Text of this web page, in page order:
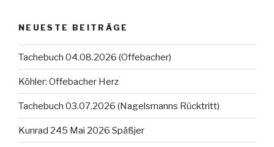
NEUESTE BEITRÄGE
Tachebuch 04.08.2026 (Offebacher)
Köhler: Offebacher Herz
Tachebuch 03.07.2026 (Nagelsmanns Rücktritt)
Kunrad 245 Mai 2026 Späßjer